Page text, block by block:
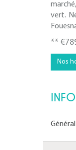
vert.
**
Nos
Général